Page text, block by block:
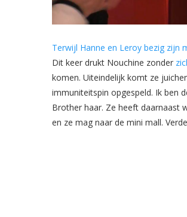
Terwijl Hanne en Leroy bezig zijn
Dit keer drukt Nouchine zonder
komen. Uiteindelijk komt ze
immuniteitspin opgespeld. Ik ben
Brother haar. Ze heeft daarnaast
en ze mag naar de mini mall.